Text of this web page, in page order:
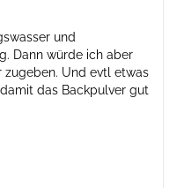
und
Dann würde ich aber
zugeben. Und evtl etwas
das Backpulver gut